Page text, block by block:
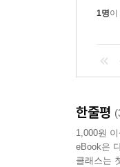
1명이
한줄평
1,000원
eBook은
클래스는